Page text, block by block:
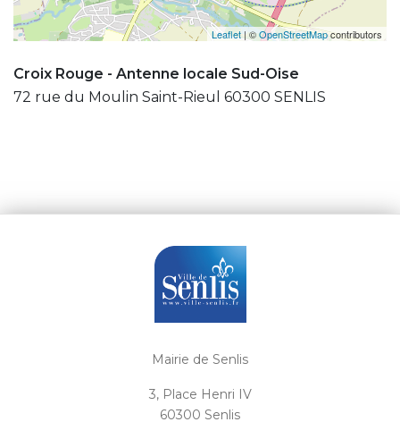
Leaflet | ©OpenStreetMapcontributors
Croix Rouge - Antenne locale Sud-Oise
72 rue du Moulin Saint-Rieul 60300 SENLIS
Mairie de Senlis
3, Place Henri IV
60300 Senlis